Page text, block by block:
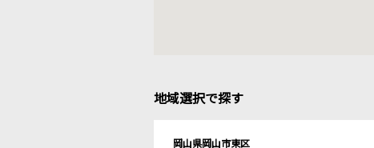
地域選択で探す
岡山県岡山市東区